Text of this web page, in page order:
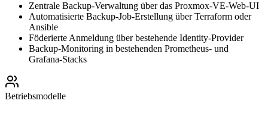
Zentrale Backup-Verwaltung über das Proxmox-VE-Web-UI
Automatisierte Backup-Job-Erstellung über Terraform oder
Ansible
Föderierte Anmeldung über bestehende Identity-Provider
Backup-Monitoring in bestehenden Prometheus- und
Grafana-Stacks
Betriebsmodelle